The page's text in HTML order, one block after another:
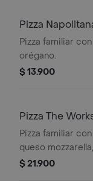
Pizza
Pizza familiar
orégano.
$ 13.900
Pizza The
Pizza familiar
queso
cebolla, pimiento
$ 21.900